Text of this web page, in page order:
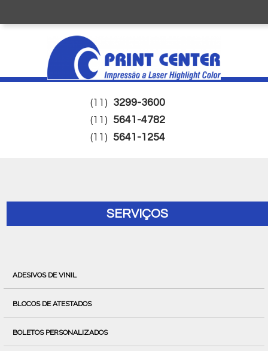
(11) 3299-3600
(11) 5641-4782
(11) 5641-1254
SERVIÇOS
ADESIVOS DE VINIL
BLOCOS DE ATESTADOS
BOLETOS PERSONALIZADOS